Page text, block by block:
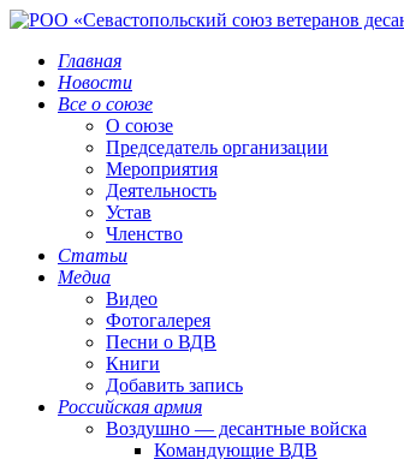
Главная
Новости
Все о союзе
О союзе
Председатель организации
Мероприятия
Деятельность
Устав
Членство
Статьи
Медиа
Видео
Фотогалерея
Песни о ВДВ
Книги
Добавить запись
Российская армия
Воздушно — десантные войска
Командующие ВДВ